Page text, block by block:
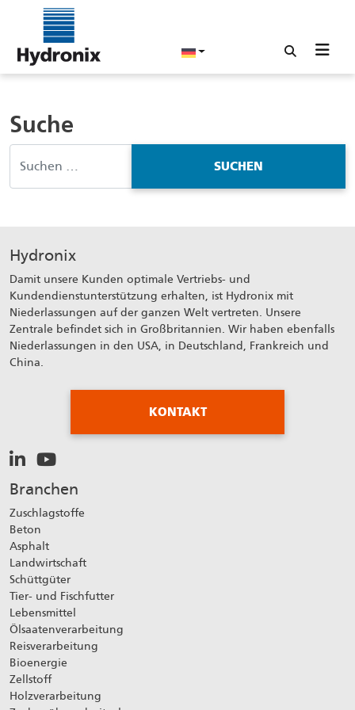
Suche
Hydronix
Damit unsere Kunden optimale Vertriebs- und
Kundendienstunterstützung erhalten, ist Hydronix mit
Niederlassungen auf der ganzen Welt vertreten. Unsere
Zentrale befindet sich in Großbritannien. Wir haben ebenfalls
Niederlassungen in den USA, in Deutschland, Frankreich und
China.
KONTAKT
Branchen
Zuschlagstoffe
Beton
Asphalt
Landwirtschaft
Schüttgüter
Tier- und Fischfutter
Lebensmittel
Ölsaatenverarbeitung
Reisverarbeitung
Bioenergie
Zellstoff
Holzverarbeitung